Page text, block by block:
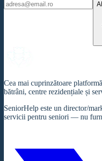
Cea mai cuprinzătoare
bătrâni, centre rezidențiale și
SeniorHelp este un director/
servicii pentru seniori — nu